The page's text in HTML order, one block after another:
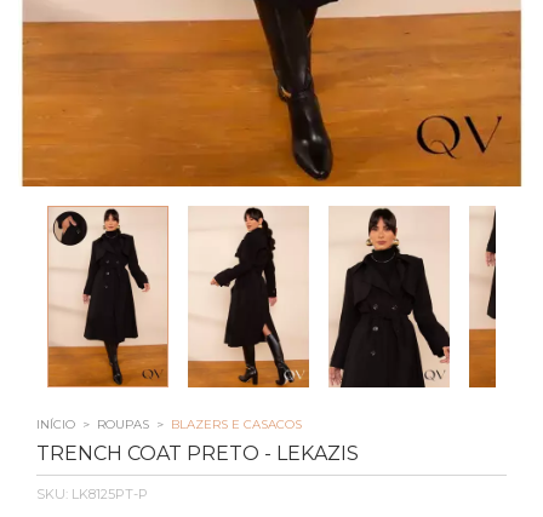
INÍCIO > ROUPAS > BLAZERS E CASACOS
TRENCH COAT PRETO - LEKAZIS
SKU: LK8125PT-P